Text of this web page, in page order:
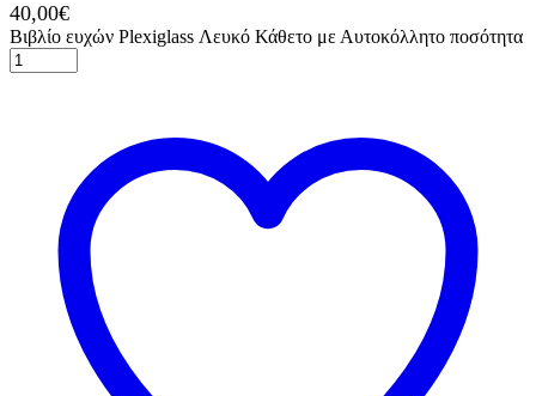
40,00€
Βιβλίο ευχών Plexiglass Λευκό Κάθετο με Αυτοκόλλητο ποσότητα